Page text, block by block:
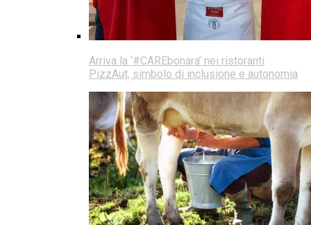
Arriva la ‘#CAREbonara’ nei ristoranti
PizzAut, simbolo di inclusione e autonomia